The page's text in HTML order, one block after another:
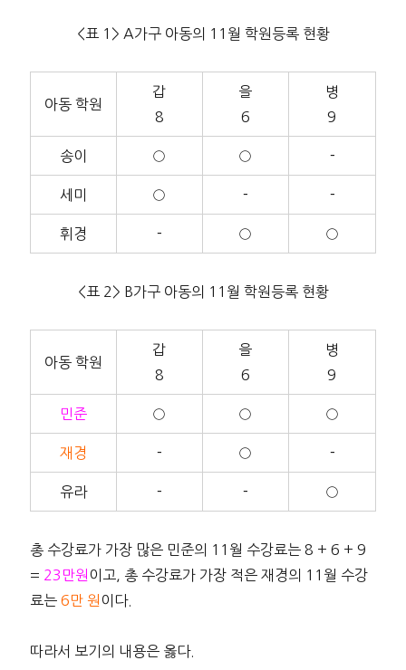
<표 1> A가구 아동의 11월 학원등록 현황
아동 학원
갑
8
을
6
병
9
송이 ○ ○ －
세미 ○ － －
휘경 － ○ ○
<표 2> B가구 아동의 11월 학원등록 현황
아동 학원
갑
8
을
6
병
9
민준 ○ ○ ○
재경 － ○ －
유라 － － ○
총 수강료가 가장 많은 민준의 11월 수강료는 8 + 6 + 9
= 23만원 이고, 총 수강료가 가장 적은 재경의 11월 수강
료는 6만 원 이다.
따라서 보기의 내용은 옳다.